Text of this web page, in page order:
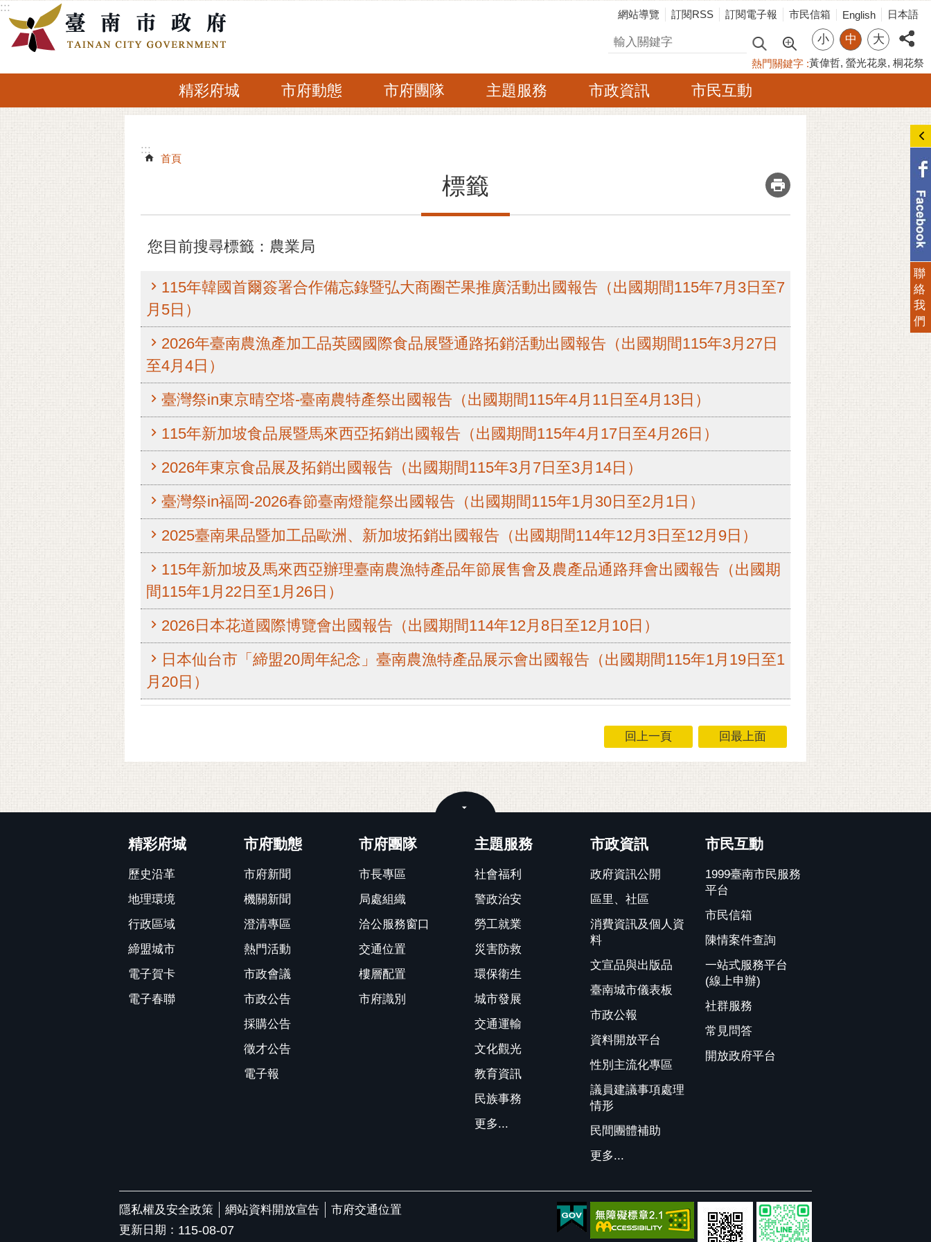
跳到主要內容區塊
:::
網站導覽 訂閱RSS 訂閱電子報 市民信箱 English 日本語
搜尋 小 中 大
熱門關鍵字 黃偉哲 螢光花泉 桐花祭
精彩府城 市府動態 市府團隊 主題服務 市政資訊 市民互動
:::
:::
首頁
標籤 _
您目前搜尋標籤：農業局
115年韓國首爾簽署合作備忘錄暨弘大商圈芒果推廣活動出國報告（出國期間115年7月3日至7
月5日）
2026年臺南農漁產加工品英國國際食品展暨通路拓銷活動出國報告（出國期間115年3月27日
至4月4日）
臺灣祭in東京晴空塔-臺南農特產祭出國報告（出國期間115年4月11日至4月13日）
115年新加坡食品展暨馬來西亞拓銷出國報告（出國期間115年4月17日至4月26日）
2026年東京食品展及拓銷出國報告（出國期間115年3月7日至3月14日）
臺灣祭in福岡-2026春節臺南燈龍祭出國報告（出國期間115年1月30日至2月1日）
2025臺南果品暨加工品歐洲、新加坡拓銷出國報告（出國期間114年12月3日至12月9日）
115年新加坡及馬來西亞辦理臺南農漁特產品年節展售會及農產品通路拜會出國報告（出國期
間115年1月22日至1月26日）
2026日本花道國際博覽會出國報告（出國期間114年12月8日至12月10日）
日本仙台市「締盟20周年紀念」臺南農漁特產品展示會出國報告（出國期間115年1月19日至1
月20日）
回上一頁 回最上面
精彩府城
歷史沿革
地理環境
行政區域
締盟城市
電子賀卡
電子春聯
市府動態
市府新聞
機關新聞
澄清專區
熱門活動
市政會議
市政公告
採購公告
徵才公告
電子報
市府團隊
市長專區
局處組織
洽公服務窗口
交通位置
樓層配置
市府識別
主題服務
社會福利
警政治安
勞工就業
災害防救
環保衛生
城市發展
交通運輸
文化觀光
教育資訊
民族事務
更多...
市政資訊
政府資訊公開
區里、社區
消費資訊及個人資
料
文宣品與出版品
臺南城市儀表板
市政公報
資料開放平台
性別主流化專區
議員建議事項處理
情形
民間團體補助
更多...
市民互動
1999臺南市民服務
平台
市民信箱
陳情案件查詢
一站式服務平台
(線上申辦)
社群服務
常見問答
開放政府平台
隱私權及安全政策 網站資料開放宣告
市府交通位置
更新日期： 115-08-07
聯
絡
我
們